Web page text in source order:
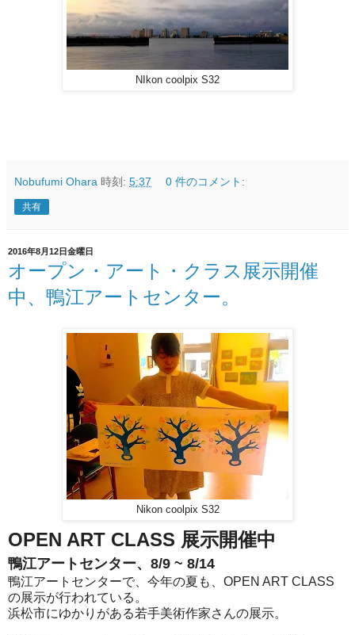
NIkon coolpix S32
Nobufumi Ohara 時刻: 5:37 0 件のコメント:
共有
2016年8月12日金曜日
オープン・アート・クラス展示開催
中、鴨江アートセンター。
Nikon coolpix S32
OPEN ART CLASS 展示開催中
鴨江アートセンター、8/9 ~ 8/14
鴨江アートセンターで、今年の夏も、OPEN ART CLASS
の展示が行われている。
浜松市にゆかりがある若手美術作家さんの展示。